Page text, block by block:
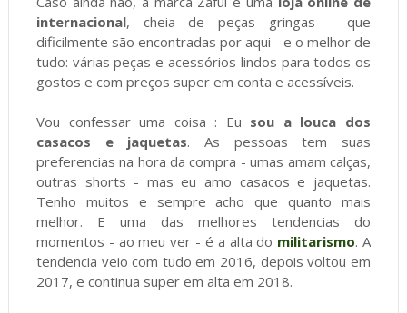
internacional, cheia de peças gringas - que
dificilmente são encontradas por aqui - e o melhor de
tudo: várias peças e acessórios lindos para todos os
gostos e com preços super em conta e acessíveis.
Vou confessar uma coisa : Eu sou a louca dos
casacos e jaquetas. As pessoas tem suas
preferencias na hora da compra - umas amam calças,
outras shorts - mas eu amo casacos e jaquetas.
Tenho muitos e sempre acho que quanto mais
melhor. E uma das melhores tendencias do
momentos - ao meu ver - é a alta do militarismo. A
tendencia veio com tudo em 2016, depois voltou em
2017, e continua super em alta em 2018.